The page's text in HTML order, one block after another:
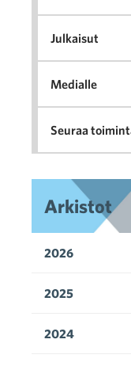
Julkaisut
Medialle
Seuraa
Arkistot
2026
2025
2024